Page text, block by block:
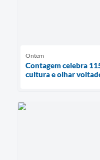
Ontem
Contagem celebra
cultura e olhar